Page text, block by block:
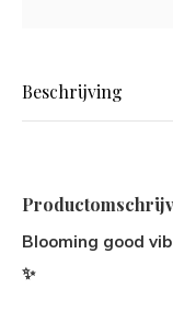
Beschrijving
Blooming good
✨